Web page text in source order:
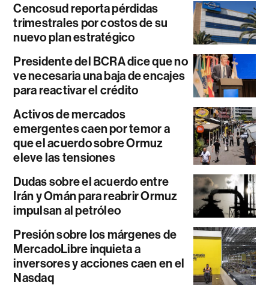
Cencosud reporta pérdidas
trimestrales por costos de su
nuevo plan estratégico
Presidente del BCRA dice que no
ve necesaria una baja de encajes
para reactivar el crédito
Activos de mercados
emergentes caen por temor a
que el acuerdo sobre Ormuz
eleve las tensiones
Dudas sobre el acuerdo entre
Irán y Omán para reabrir Ormuz
impulsan al petróleo
Presión sobre los márgenes de
MercadoLibre inquieta a
inversores y acciones caen en el
Nasdaq